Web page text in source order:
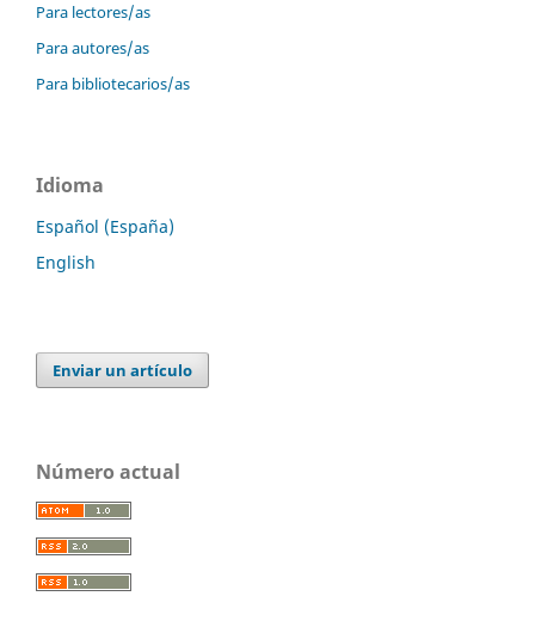
Para lectores/as
Para autores/as
Para bibliotecarios/as
Idioma
Español (España)
English
Enviar un artículo
Número actual